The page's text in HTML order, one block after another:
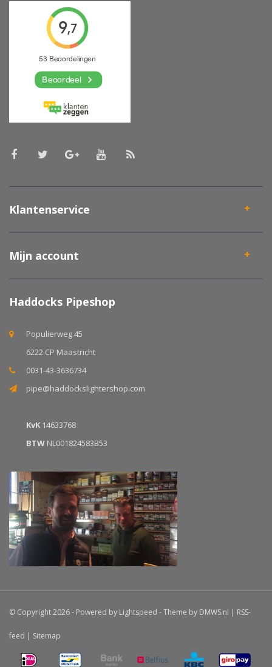
Klantenservice
Mijn account
Haddocks Pipeshop
Populierweg 45
6222 CP Maastricht
0031-43-3636734
pipe@haddockslightershop.com
KvK 14633768
BTW NL001824583B53
© Copyright 2026 - Powered by Lightspeed - Theme by DMWS.nl | RSS-
feed | Sitemap